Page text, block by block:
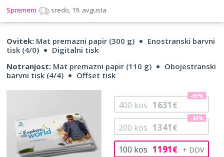
Spremeni sredo, 19. avgusta
Ovitek: Mat premazni papir (300 g)
Enostranski barvni
tisk (4/0)
Digitalni tisk
Notranjost: Mat premazni papir (110 g)
Obojestranski
barvni tisk (4/4)
Offset tisk
100 kos 1191€
200 kos 1341€
-43%
400 kos 1631€
-65%